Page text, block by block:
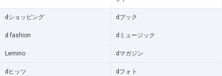
dショッピング dブック
d fashion dミュージック
Lemino dマガジン
dヒッツ dフォト